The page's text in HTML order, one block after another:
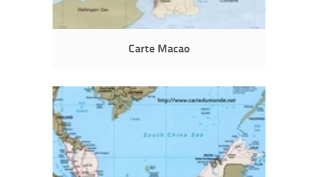
Carte Macao